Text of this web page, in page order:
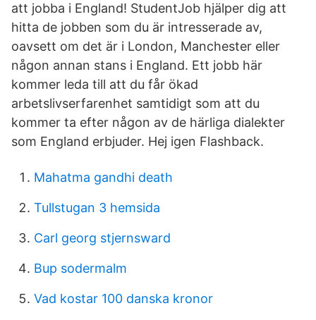
att jobba i England! StudentJob hjälper dig att
hitta de jobben som du är intresserade av,
oavsett om det är i London, Manchester eller
någon annan stans i England. Ett jobb här
kommer leda till att du får ökad
arbetslivserfarenhet samtidigt som att du
kommer ta efter någon av de härliga dialekter
som England erbjuder. Hej igen Flashback.
Mahatma gandhi death
Tullstugan 3 hemsida
Carl georg stjernsward
Bup sodermalm
Vad kostar 100 danska kronor